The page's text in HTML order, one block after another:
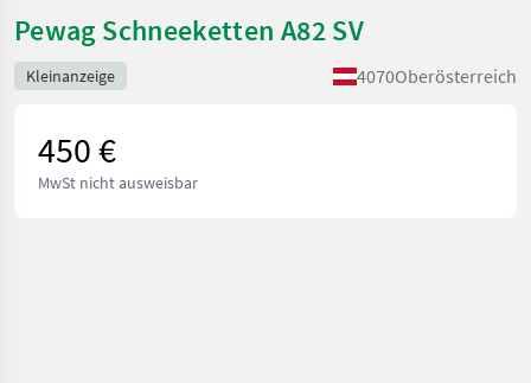
Pewag Schneeketten A82 SV
Kleinanzeige 4070Oberösterreich
450 €
MwSt nicht ausweisbar